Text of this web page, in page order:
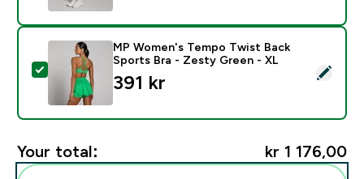
Select this product - MP Women's Tempo Twist
MP Women's Tempo Twist Back
Sports Bra - Zesty Green - XL
391 kr‎
Your total: kr 1 176,00‎